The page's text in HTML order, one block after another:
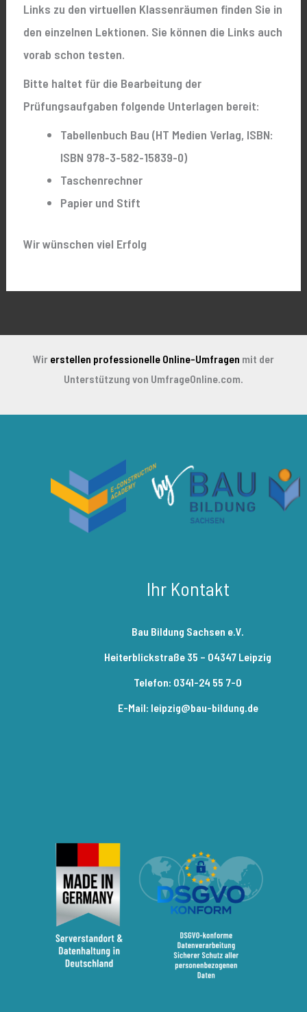
Links zu den virtuellen Klassenräumen finden Sie in
den einzelnen Lektionen. Sie können die Links auch
vorab schon testen.
Bitte haltet für die Bearbeitung der
Prüfungsaufgaben folgende Unterlagen bereit:
Tabellenbuch Bau (HT Medien Verlag, ISBN:
ISBN 978-3-582-15839-0)
Taschenrechner
Papier und Stift
Wir wünschen viel Erfolg
Wir erstellen professionelle Online-Umfragen mit der
Unterstützung von UmfrageOnline.com.
Ihr Kontakt
Bau Bildung Sachsen e.V.
Heiterblickstraße 35 – 04347 Leipzig
Telefon: 0341-24 55 7-0
E-Mail: leipzig@bau-bildung.de